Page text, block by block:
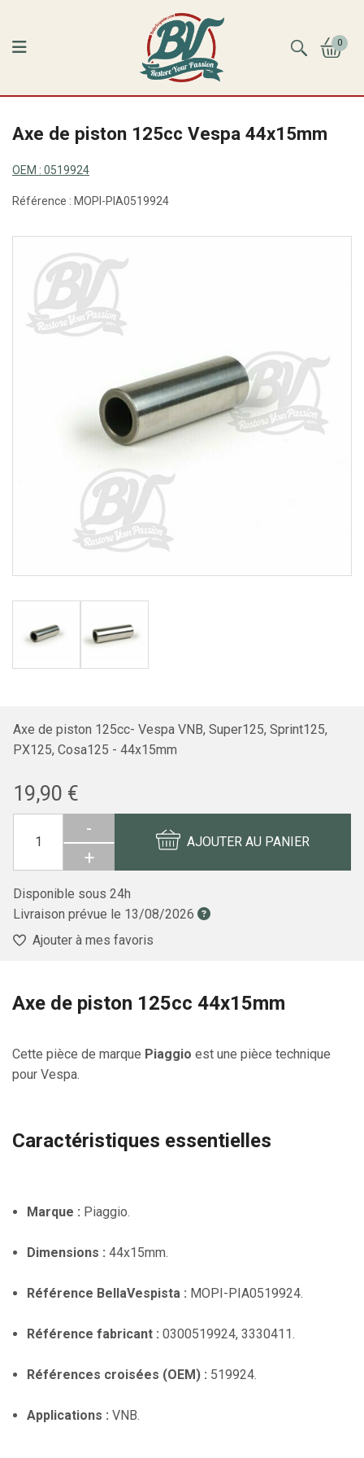
0
Axe de piston 125cc Vespa 44x15mm
OEM : 0519924
Référence : MOPI-PIA0519924
Axe de piston 125cc- Vespa VNB, Super125, Sprint125,
PX125, Cosa125 - 44x15mm
19,90 €
-
+
AJOUTER AU PANIER
Disponible sous 24h
Livraison prévue le 13/08/2026
Ajouter à mes favoris
Axe de piston 125cc 44x15mm
Cette pièce de marque Piaggio est une pièce technique
pour Vespa.
Caractéristiques essentielles
Marque : Piaggio.
Dimensions : 44x15mm.
Référence BellaVespista : MOPI-PIA0519924.
Référence fabricant : 0300519924, 3330411.
Références croisées (OEM) : 519924.
Applications : VNB.